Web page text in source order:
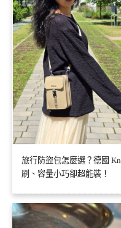
旅行防盜包怎麼選？德國
刷、容量小巧卻超能裝！